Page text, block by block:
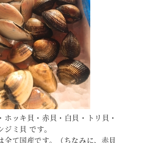
ホッキ貝・赤貝・白貝・トリ貝・
ジミ貝 です。
全て国産です。（ちなみに、赤貝